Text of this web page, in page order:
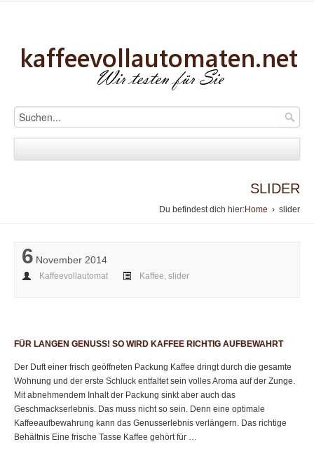
SLIDER
Du befindest dich hier:Home › slider
6 November 2014
Kaffeevollautomat Kaffee, slider
FÜR LANGEN GENUSS! SO WIRD KAFFEE RICHTIG AUFBEWAHRT
Der Duft einer frisch geöffneten Packung Kaffee dringt durch die gesamte
Wohnung und der erste Schluck entfaltet sein volles Aroma auf der Zunge.
Mit abnehmendem Inhalt der Packung sinkt aber auch das
Geschmackserlebnis. Das muss nicht so sein. Denn eine optimale
Kaffeeaufbewahrung kann das Genusserlebnis verlängern. Das richtige
Behältnis Eine frische Tasse Kaffee gehört für …